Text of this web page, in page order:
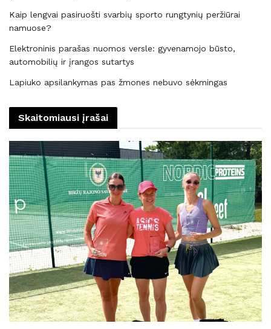
Kaip lengvai pasiruošti svarbių sporto rungtynių peržiūrai
namuose?
Elektroninis parašas nuomos versle: gyvenamojo būsto,
automobilių ir įrangos sutartys
Lapiuko apsilankymas pas žmones nebuvo sėkmingas
Skaitomiausi įrašai